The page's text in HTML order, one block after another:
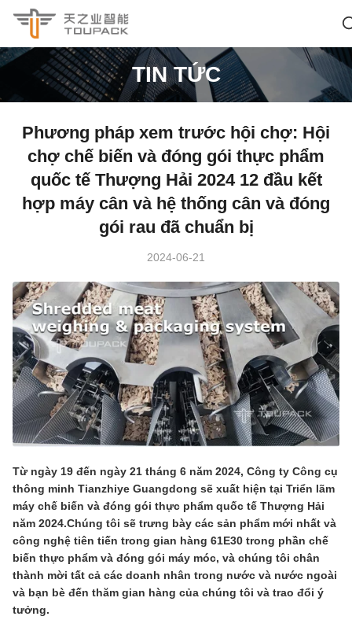
TIN TỨC
Phương pháp xem trước hội chợ: Hội
chợ chế biến và đóng gói thực phẩm
quốc tế Thượng Hải 2024 12 đầu kết
hợp máy cân và hệ thống cân và đóng
gói rau đã chuẩn bị
2024-06-21
Từ ngày 19 đến ngày 21 tháng 6 năm 2024, Công ty Công cụ
thông minh Tianzhiye Guangdong sẽ xuất hiện tại Triển lãm
máy chế biến và đóng gói thực phẩm quốc tế Thượng Hải
năm 2024.Chúng tôi sẽ trưng bày các sản phẩm mới nhất và
công nghệ tiên tiến trong gian hàng 61E30 trong phần chế
biến thực phẩm và đóng gói máy móc, và chúng tôi chân
thành mời tất cả các doanh nhân trong nước và nước ngoài
và bạn bè đến thăm gian hàng của chúng tôi và trao đổi ý
tưởng.